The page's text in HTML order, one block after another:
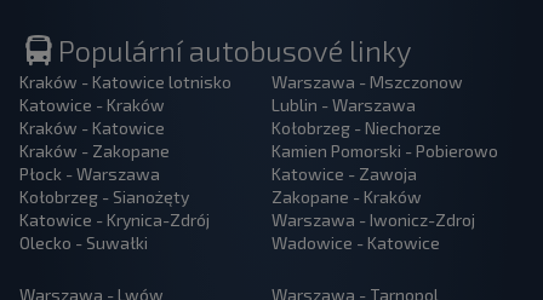
Populární autobusové linky
Kraków - Katowice lotnisko
Katowice - Kraków
Kraków - Katowice
Kraków - Zakopane
Płock - Warszawa
Kołobrzeg - Sianożęty
Katowice - Krynica-Zdrój
Olecko - Suwałki
Warszawa - Mszczonow
Lublin - Warszawa
Kołobrzeg - Niechorze
Kamien Pomorski - Pobierowo
Katowice - Zawoja
Zakopane - Kraków
Warszawa - Iwonicz-Zdroj
Wadowice - Katowice
Warszawa - Lwów
Warszawa - Tarnopol